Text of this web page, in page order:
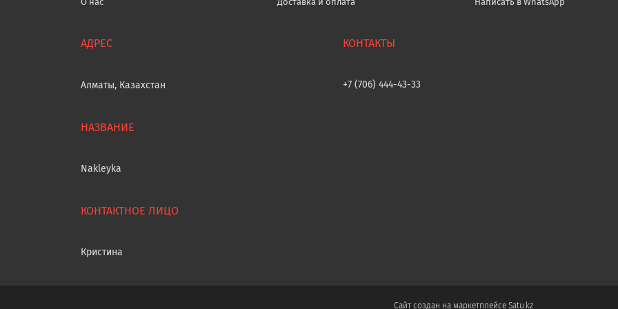
О нас Доставка и оплата Написать в WhatsApp
Алматы, Казахстан
Nakleyka
Кристина
+7 (706) 444-43-33
Сайт создан на маркетплейсеSatu.kz